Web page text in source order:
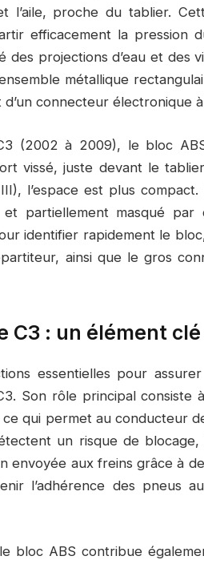
proche du tablier.
efficacement la pression
projections d’eau et des
métallique
connecteur électronique
(2002 à 2009), le bloc
vissé, juste devant le
l’espace est plus
partiellement masqué par
identifier rapidement le
ainsi que le gros
C3 : un élément
essentielles pour
Son rôle principal consiste
ce qui permet au conducteur
un risque de
envoyée aux freins grâce à
l’adhérence des pneus
bloc ABS contribue